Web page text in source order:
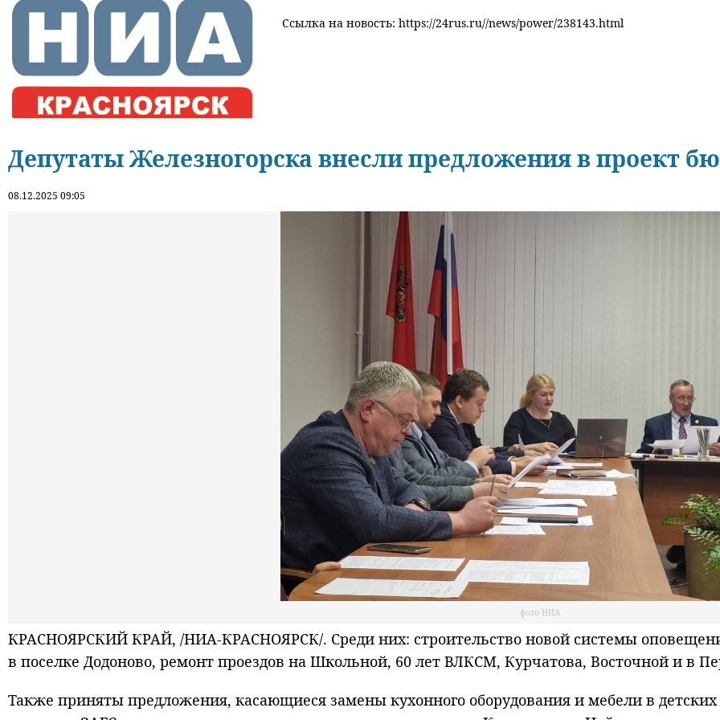
Ссылка на новость: https://24rus.ru//news/power/238143.html
Депутаты Железногорска внесли предложения в проект
08.12.2025 09:05
фото НИА
КРАСНОЯРСКИЙ КРАЙ, /НИА-КРАСНОЯРСК/. Среди них: строительство новой системы
в поселке Додоново, ремонт проездов на Школьной, 60 лет ВЛКСМ, Курчатова, Восточной и в
Также приняты предложения, касающиеся замены кухонного оборудования и мебели в